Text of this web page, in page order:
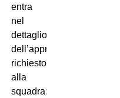
entra
nel
dettaglio
dell’approccio
richiesto
alla
squadra: